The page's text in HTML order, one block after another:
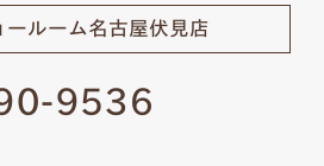
ールーム名古屋伏見店
9536